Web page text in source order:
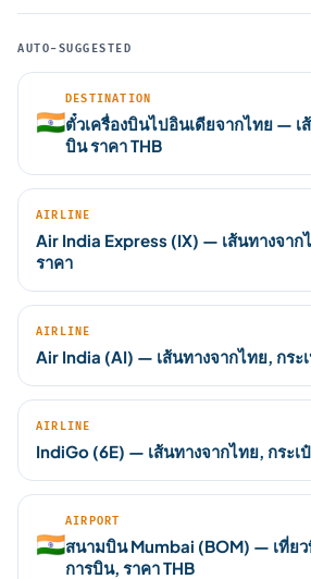
AUTO-SUGGESTED
🇮🇳
DESTINATION
ตั๋วเครื่องบินไปอินเดียจากไทย — เ
บิน ราคา THB
AIRLINE
Air India Express (IX) — เส้นทางจาก
ราคา
AIRLINE
Air India (AI) — เส้นทางจากไทย, กระ
AIRLINE
IndiGo (6E) — เส้นทางจากไทย, กระเ
🇮🇳
AIRPORT
สนามบิน Mumbai (BOM) — เที่ย
การบิน, ราคา THB